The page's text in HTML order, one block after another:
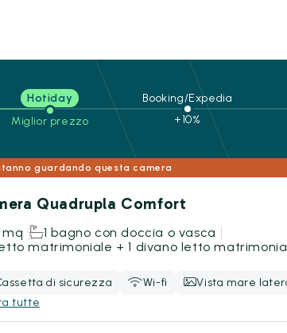
Hotiday
Miglior prezzo
Booking/Expedia
+10%
guardando questa camera
Quadrupla Comfort
mq
1 bagno con doccia o vasca
matrimoniale + 1 divano letto
di sicurezza Wi-fi
Vista mare
tutte